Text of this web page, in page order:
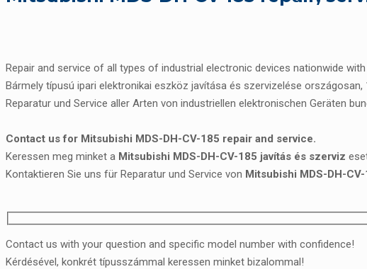
Repair and service of all types of industrial electronic devices nationwide
Bármely típusú ipari elektronikai eszköz javítása és szervizelése országosan,
Reparatur und Service aller Arten von industriellen elektronischen Geräten
Contact us for Mitsubishi MDS-DH-CV-185 repair and service.
Keressen meg minket a Mitsubishi MDS-DH-CV-185 javítás és szerviz
Kontaktieren Sie uns für Reparatur und Service von Mitsubishi MDS-DH-
Contact us with your question and specific model number with confidence!
Kérdésével, konkrét típusszámmal keressen minket bizalommal!